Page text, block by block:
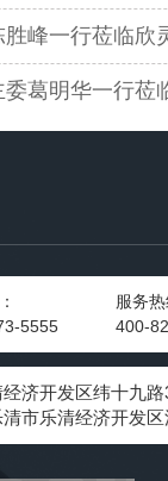
峰一行莅临欣灵
明华一行莅临欣灵
5555
服务热
400-
济开发区纬十九路
市乐清经济开发